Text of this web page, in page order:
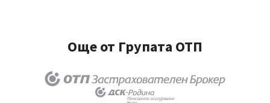
Още от Групата ОТП